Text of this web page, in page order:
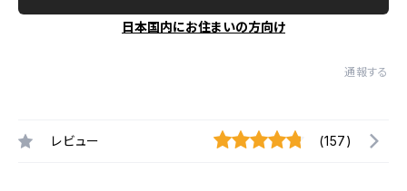
日本国内にお住まいの方向け
通報する
レビュー (157)